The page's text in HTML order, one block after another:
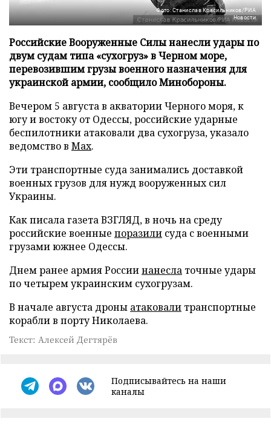
Фото: Станислав Красильников/РИА
Новости
Российские Вооруженные Силы нанесли удары по
двум судам типа «сухогруз» в Черном море,
перевозившим грузы военного назначения для
украинской армии, сообщило Минобороны.
Вечером 5 августа в акватории Черного моря, к
югу и востоку от Одессы, российские ударные
беспилотники атаковали два сухогруза, указало
ведомство в Max.
Эти транспортные суда занимались доставкой
военных грузов для нужд вооруженных сил
Украины.
Как писала газета ВЗГЛЯД, в ночь на среду
российские военные поразили суда с военными
грузами южнее Одессы.
Днем ранее армия Россиинанесла точные удары
по четырем украинским сухогрузам.
В начале августа дроны атаковали транспортные
корабли в порту Николаева.
Текст: Алексей Дегтярёв
Подписывайтесь на наши
каналы